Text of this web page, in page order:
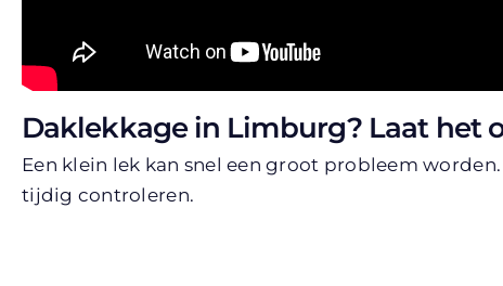
Daklekkage in Limburg? Laat het
Een klein lek kan snel een groot probleem
tijdig controleren.